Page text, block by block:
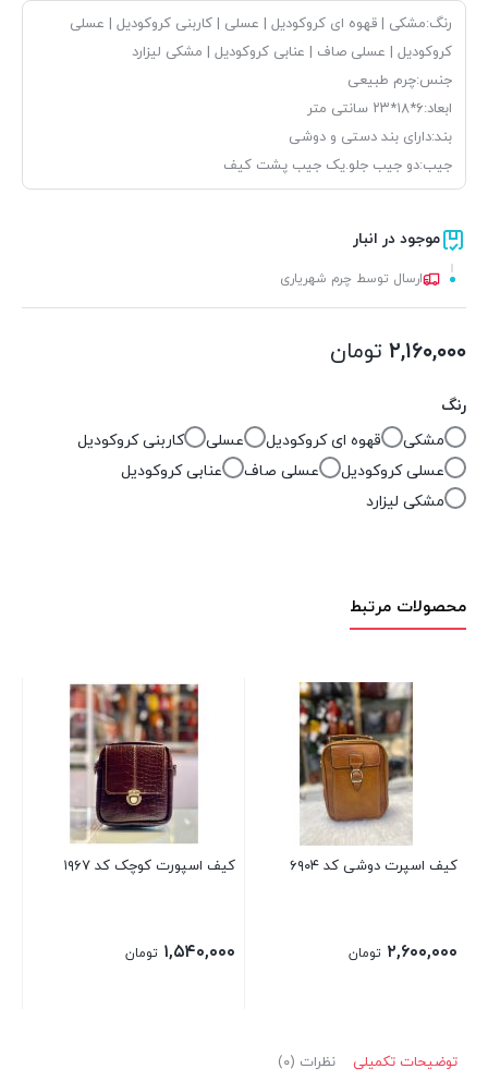
رنگ:مشکی | قهوه ای کروکودیل | عسلی | کاربنی کروکودیل | عسلی
کروکودیل | عسلی صاف | عنابی کروکودیل | مشکی لیزارد
جنس:چرم طبیعی
ابعاد:۶*۱۸*۲۳ سانتی متر
بند:دارای بند دستی و دوشی
جیب:دو جیب جلو.یک جیب پشت کیف
موجود در انبار
ارسال توسط چرم شهریاری
۲,۱۶۰,۰۰۰ تومان
رنگ
مشکی
قهوه ای کروکودیل عسلی
کاربنی کروکودیل
عسلی کروکودیل
عسلی صاف
عنابی کروکودیل
مشکی لیزارد
محصولات مرتبط
کیف اسپرت دوشی کد ۶۹۰۴
۲,۶۰۰,۰۰۰ تومان
کیف اسپورت کوچک کد ۱۹۶۷
۱,۵۴۰,۰۰۰ تومان
توضیحات تکمیلی نظرات (۰)